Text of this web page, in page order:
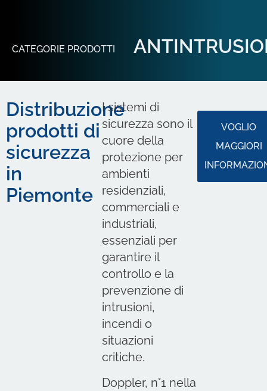
CATEGORIE PRODOTTI
Distribuzione
prodotti di
sicurezza
in
Piemonte
I sistemi di
sicurezza sono il
cuore della
protezione per
ambienti
residenziali,
commerciali e
industriali,
essenziali per
garantire il
controllo e la
prevenzione di
intrusioni,
incendi o
situazioni
critiche.
Doppler, n°1 nella
VOGLIO
MAGGIORI